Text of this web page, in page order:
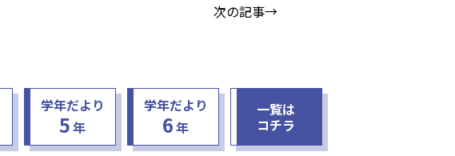
次の記事→
学年だより
5年
学年だより
6年
一覧は
コチラ